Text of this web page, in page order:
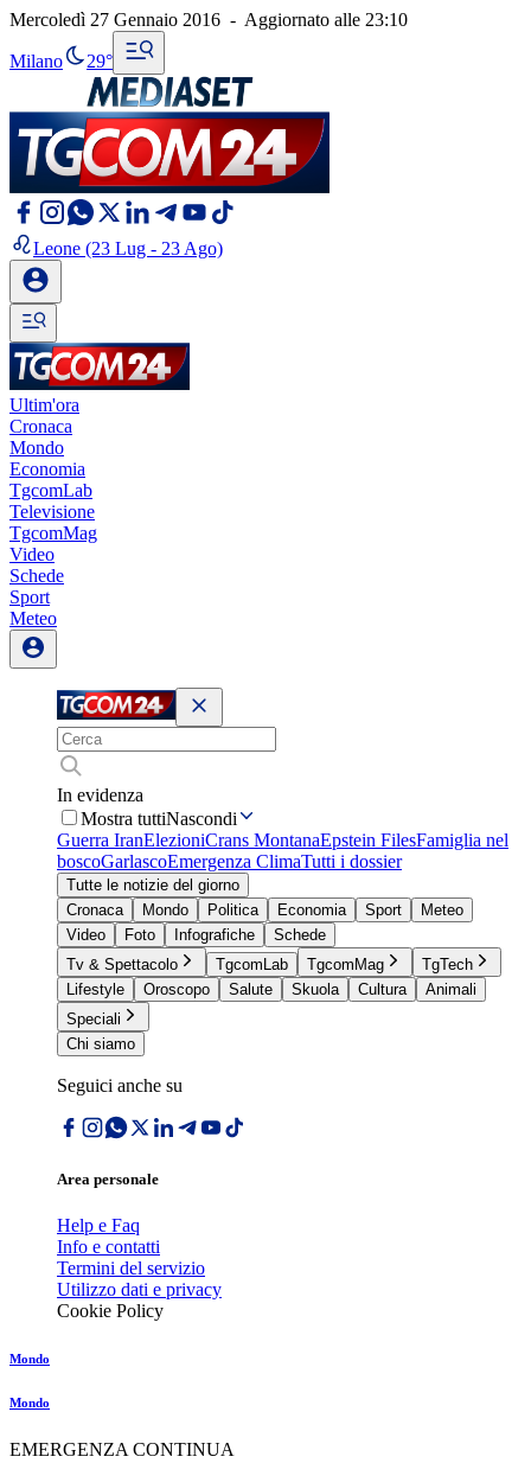
Mercoledì 27 Gennaio 2016 - Aggiornato alle 23:10
Milano 29°
Leone (23 Lug - 23 Ago)
Ultim'ora
Cronaca
Mondo
Economia
TgcomLab
Televisione
TgcomMag
Video
Schede
Sport
Meteo
In evidenza
Mostra tuttiNascondi
Guerra IranElezioniCrans MontanaEpstein FilesFamiglia nel
boscoGarlascoEmergenza ClimaTutti i dossier
Tutte le notizie del giorno
Cronaca
Mondo Politica Economia Sport
Meteo
Video
Foto Infografiche
Schede
Tv & Spettacolo
TgcomLab TgcomMag
TgTech
Lifestyle
Oroscopo Salute Skuola Cultura
Animali
Speciali
Chi siamo
Seguici anche su
Area personale
Help e Faq
Info e contatti
Termini del servizio
Utilizzo dati e privacy
Cookie Policy
Mondo
Mondo
EMERGENZA CONTINUA